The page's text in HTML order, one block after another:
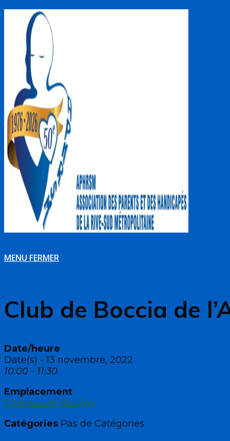
MENU FERMER
Club de Boccia de
Date/heure
Date(s) - 13 novembre, 2022
10:00 - 11:30
Emplacement
Club sportif Ste-Foy
Catégories Pas de Catégories